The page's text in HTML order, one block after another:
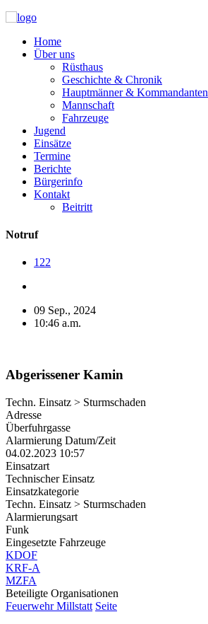
Home
Über uns
Rüsthaus
Geschichte & Chronik
Hauptmänner & Kommandanten
Mannschaft
Fahrzeuge
Jugend
Einsätze
Termine
Berichte
Bürgerinfo
Kontakt
Beitritt
Notruf
122
09 Sep., 2024
10:46 a.m.
Abgerissener Kamin
Techn. Einsatz > Sturmschaden
Adresse
Überfuhrgasse
Alarmierung Datum/Zeit
04.02.2023 10:57
Einsatzart
Technischer Einsatz
Einsatzkategorie
Techn. Einsatz > Sturmschaden
Alarmierungsart
Funk
Eingesetzte Fahrzeuge
KDOF
KRF-A
MZFA
Beteiligte Organisationen
Feuerwehr Millstatt Seite